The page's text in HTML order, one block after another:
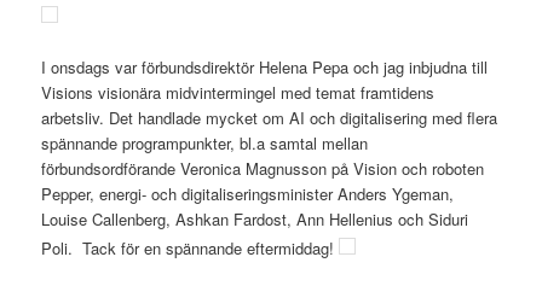
I onsdags var förbundsdirektör Helena Pepa och jag inbjudna till
Visions visionära midvintermingel med temat framtidens
arbetsliv. Det handlade mycket om AI och digitalisering med flera
spännande programpunkter, bl.a samtal mellan
förbundsordförande Veronica Magnusson på Vision och roboten
Pepper, energi- och digitaliseringsminister Anders Ygeman,
Louise Callenberg, Ashkan Fardost, Ann Hellenius och Siduri
Poli. Tack för en spännande eftermiddag!